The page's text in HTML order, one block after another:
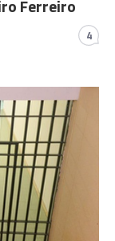
Ferreiro
4